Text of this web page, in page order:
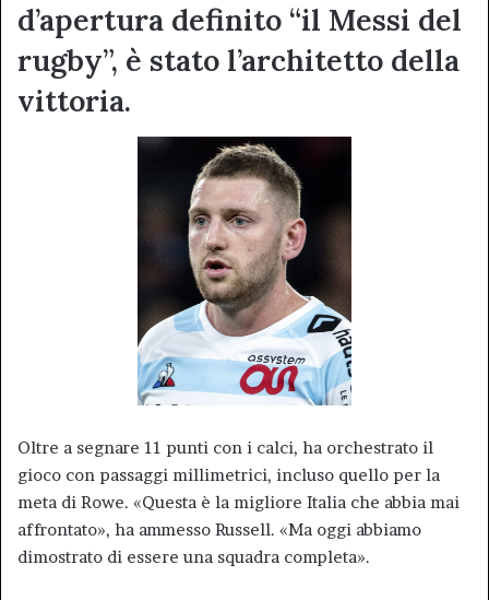
d’apertura definito “il Messi del
rugby”, è stato l’architetto della
vittoria.
Oltre a segnare 11 punti con i calci, ha orchestrato il
gioco con passaggi millimetrici, incluso quello per la
meta di Rowe. «Questa è la migliore Italia che abbia mai
affrontato», ha ammesso Russell. «Ma oggi abbiamo
dimostrato di essere una squadra completa».